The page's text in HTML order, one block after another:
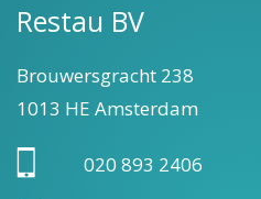
Restau BV
Brouwersgracht 238
1013 HE Amsterdam
020 893 2406